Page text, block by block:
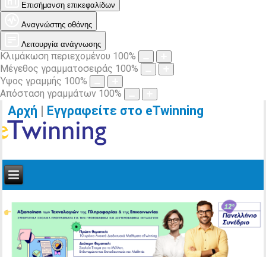
Επισήμανση επικεφαλίδων
Αναγνώστης οθόνης
Λειτουργία ανάγνωσης
Κλιμάκωση περιεχομένου 100%
Μέγεθος γραμματοσειράς 100%
Ύψος γραμμής 100%
Απόσταση γραμμάτων 100%
Αρχή | Εγγραφείτε στο eTwinning